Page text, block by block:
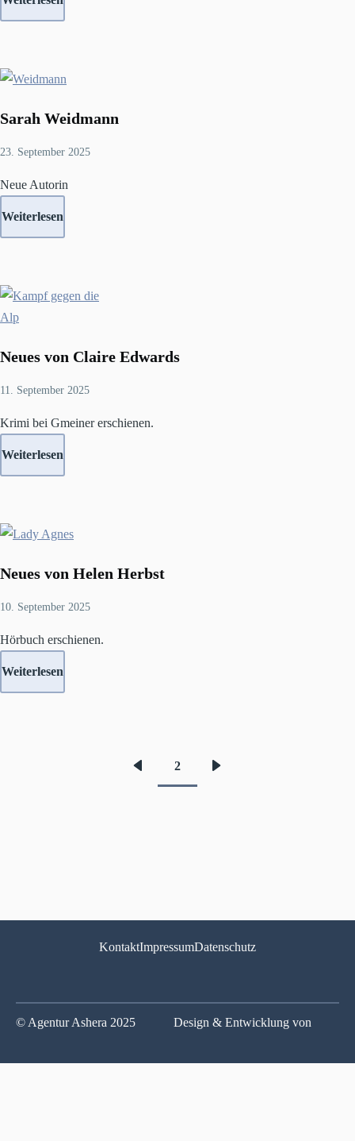
Sarah Weidmann
23. September 2025
Neue Autorin
Weiterlesen
Neues von Claire Edwards
11. September 2025
Krimi bei Gmeiner erschienen.
Weiterlesen
Neues von Helen Herbst
10. September 2025
Hörbuch erschienen.
Weiterlesen
2
KontaktImpressumDatenschutz
© Agentur Ashera 2025 Design & Entwicklung von